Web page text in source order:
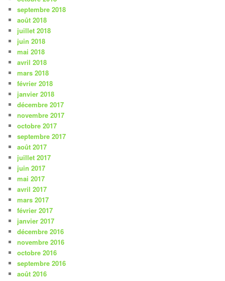
septembre 2018
août 2018
juillet 2018
juin 2018
mai 2018
avril 2018
mars 2018
février 2018
janvier 2018
décembre 2017
novembre 2017
octobre 2017
septembre 2017
août 2017
juillet 2017
juin 2017
mai 2017
avril 2017
mars 2017
février 2017
janvier 2017
décembre 2016
novembre 2016
octobre 2016
septembre 2016
août 2016